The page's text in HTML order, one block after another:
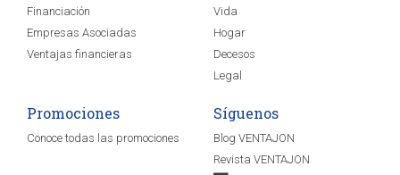
Financiación
Empresas Asociadas
Ventajas financieras
Vida
Hogar
Decesos
Legal
Promociones
Conoce todas las promociones
Síguenos
Blog VENTAJON
Revista VENTAJON